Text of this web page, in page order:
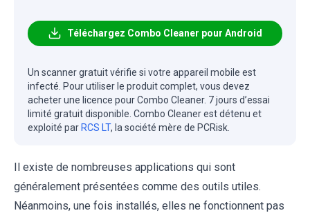
Téléchargez Combo Cleaner pour Android
Un scanner gratuit vérifie si votre appareil mobile est
infecté. Pour utiliser le produit complet, vous devez
acheter une licence pour Combo Cleaner. 7 jours d’essai
limité gratuit disponible. Combo Cleaner est détenu et
exploité par RCS LT, la société mère de PCRisk.
Il existe de nombreuses applications qui sont
généralement présentées comme des outils utiles.
Néanmoins, une fois installés, elles ne fonctionnent pas